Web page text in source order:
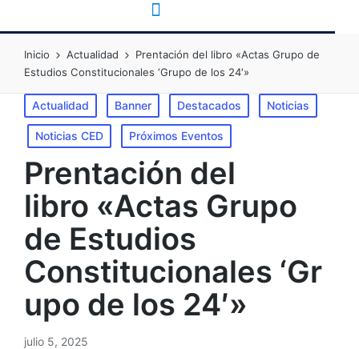
Inicio Actualidad
Prentación del libro «Actas Grupo de
Estudios Constitucionales ‘Grupo de los 24′»
Actualidad Banner Destacados Noticias
Noticias CED Próximos Eventos
Prentación del
libro «Actas Grupo
de Estudios
Constitucionales ‘Gr
upo de los 24′»
julio 5, 2025